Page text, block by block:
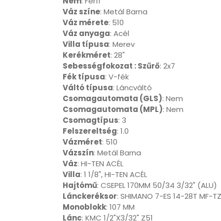
Váz színe: Metál Barna
Váz mérete: 510
Váz anyaga: Acél
Villa típusa: Merev
Kerékméret: 28"
Sebességfokozat : Szűrő: 2x7
Fék típusa: V-fék
Váltó típusa: Láncváltó
Csomagautomata (GLS): Nem
Csomagautomata (MPL): Nem
Csomagtípus: 3
Felszereltség: 1.0
Vázméret: 510
Vázszín: Metál Barna
Váz: HI-TEN ACÉL
Villa: 1 1/8", HI-TEN ACÉL
Hajtómű: CSEPEL 170MM 50/34 3/32" (ALU)
Lánckeréksor: SHIMANO 7-ES 14-28T MF-
Monoblokk: 107 MM
Lánc: KMC 1/2"X3/32" Z51